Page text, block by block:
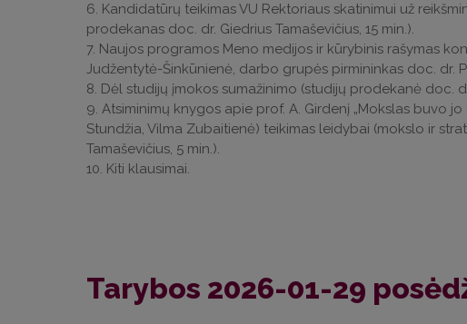
6. Kandidatūrų teikimas VU Rektoriaus skatinimui už
prodekanas doc. dr. Giedrius Tamaševičius, 15 min.).
7. Naujos programos Meno medijos ir kūrybinis rašymas
Judžentytė-Šinkūnienė, darbo grupės pirmininkas doc. dr.
8. Dėl studijų įmokos sumažinimo (studijų prodekanė doc.
9. Atsiminimų knygos apie prof. A. Girdenį „Mokslas buvo
Stundžia, Vilma Zubaitienė) teikimas leidybai (mokslo ir
Tamaševičius, 5 min.).
10. Kiti klausimai.
Tarybos 2026-01-29